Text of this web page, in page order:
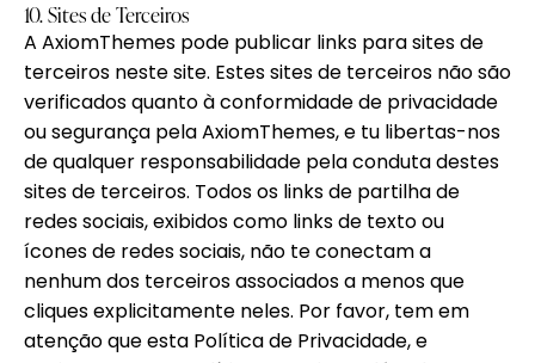
10. Sites de Terceiros
A AxiomThemes pode publicar links para sites de
terceiros neste site. Estes sites de terceiros não são
verificados quanto à conformidade de privacidade
ou segurança pela AxiomThemes, e tu libertas-nos
de qualquer responsabilidade pela conduta destes
sites de terceiros. Todos os links de partilha de
redes sociais, exibidos como links de texto ou
ícones de redes sociais, não te conectam a
nenhum dos terceiros associados a menos que
cliques explicitamente neles. Por favor, tem em
atenção que esta Política de Privacidade, e